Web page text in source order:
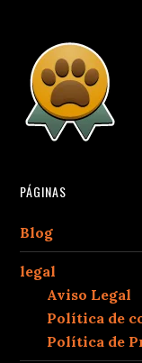
PÁGINAS
Blog
legal
Aviso Legal
Política de
Política de